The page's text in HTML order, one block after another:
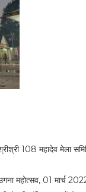
108 महादेव मेला समिति
महोत्सव, 01 मार्च